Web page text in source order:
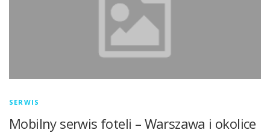
SERWIS
Mobilny serwis foteli – Warszawa i okolice